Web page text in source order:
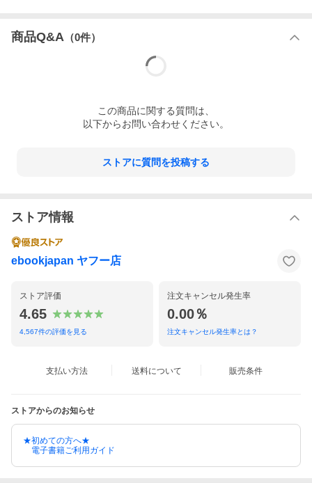
商品Q&A （0件）
この商品に関する質問は、
以下からお問い合わせください。
ストアに質問を投稿する
ストア情報
ebookjapan ヤフー店
ストア評価
4.65
4,567件の評価を見る
注文キャンセル発生率
0.00％
注文キャンセル発生率とは？
支払い方法 送料について 販売条件
ストアからのお知らせ
★初めての方へ★
電子書籍ご利用ガイド